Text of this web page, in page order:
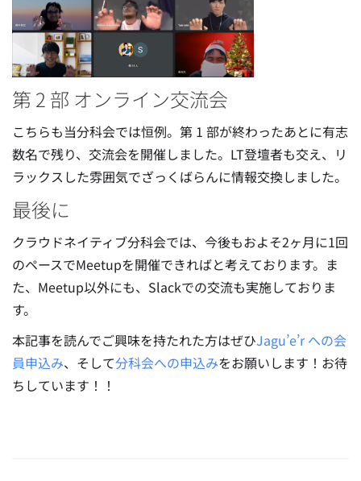
第 2 部 オンライン交流会
こちらも当分科会では恒例。第 1 部が終わったあとに有志
数名で残り、交流会を開催しました。LT登壇者も交え、リ
ラックスした雰囲気でざっくばらんに情報交換しました。
最後に
クラウドネイティブ分科会では、今後もおよそ2ヶ月に1回
のペースでMeetupを開催できればと考えております。ま
た、Meetup以外にも、Slackでの交流も実施しておりま
す。
本記事を読んでご興味を持たれた方はぜひJagu’e’r への会
員申込み、そして分科会への申込みをお願いします！お待
ちしています！！